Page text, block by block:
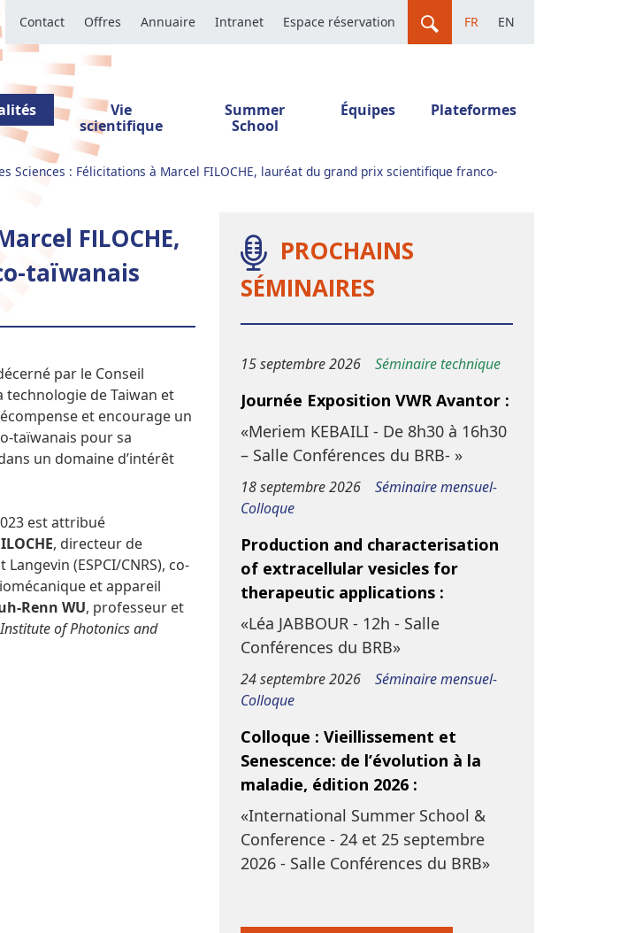
Contact Offres Annuaire Intranet Espace réservation FR EN
Vie
scientifique
Summer
School
Équipes Plateformes
Sciences : Félicitations à Marcel FILOCHE, lauréat du grand prix scientifique franco-
FILOCHE,
taïwanais
par le Conseil
technologie de Taiwan et
et encourage un
taïwanais pour sa
un domaine d’intérêt
est attribué
, directeur de
(ESPCI/CNRS), co-
et appareil
Renn WU, professeur et
of Photonics and
PROCHAINS
SÉMINAIRES
15 septembre 2026 Séminaire technique
Journée Exposition VWR Avantor :
«Meriem KEBAILI - De 8h30 à 16h30
– Salle Conférences du BRB- »
18 septembre 2026
Séminaire mensuel-
Colloque
Production and characterisation
of extracellular vesicles for
therapeutic applications :
«Léa JABBOUR - 12h - Salle
Conférences du BRB»
24 septembre 2026
Séminaire mensuel-
Colloque
Colloque : Vieillissement et
Senescence: de l’évolution à la
maladie, édition 2026 :
«International Summer School &
Conference - 24 et 25 septembre
2026 - Salle Conférences du BRB»